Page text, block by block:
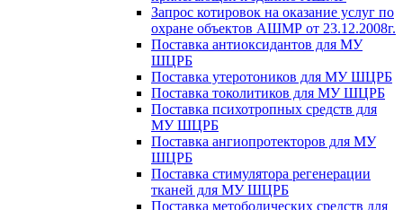
Запрос котировок на оказание услуг по
охране объектов АШМР от 23.12.2008г.
Поставка антиоксидантов для МУ
ШЦРБ
Поставка утеротоников для МУ ШЦРБ
Поставка токолитиков для МУ ШЦРБ
Поставка психотропных средств для
МУ ШЦРБ
Поставка ангиопротекторов для МУ
ШЦРБ
Поставка стимулятора регенерации
тканей для МУ ШЦРБ
Поставка метоболических средств для